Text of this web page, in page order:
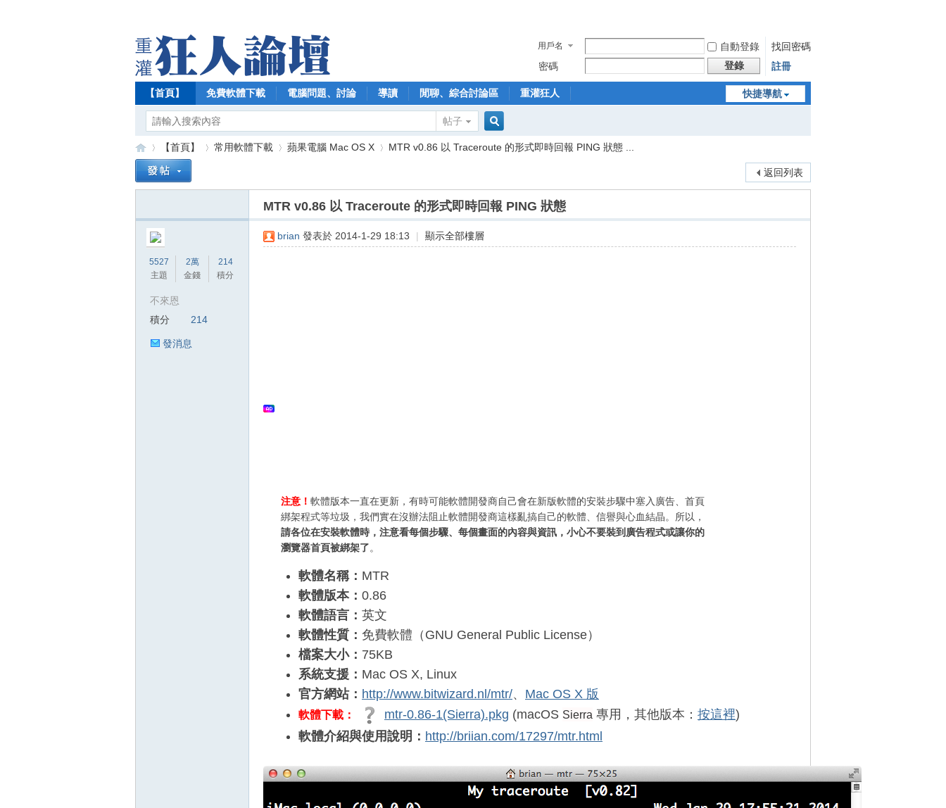
用戶名 自動登錄
找回密碼
密碼
登錄 註冊
快捷導航
【首頁】 免費軟體下載 電腦問題、討論 導讀 閒聊、綜合討論區 重灌狂人
帖子
搜
索
【首頁】 常用軟體下載 蘋果電腦 Mac OS X
›
MTR v0.86 以 Traceroute 的形式即時回報 PING 狀態 ...
返回列表
MTR v0.86 以 Traceroute 的形式即時回報 PING 狀態
5527
主題
2萬
金錢
214
積分
不來恩
積分
214
發消息
brian 發表於 2014-1-29 18:13 | 顯示全部樓層
注意！ 軟體版本一直在更新，有時可能軟體開發商自己會在新版軟體的安裝步驟中塞入廣告、首頁
綁架程式等垃圾，我們實在沒辦法阻止軟體開發商這樣亂搞自己的軟體、信譽與心血結晶。所以，
請各位在安裝軟體時，注意看每個步驟、每個畫面的內容與資訊，小心不要裝到廣告程式或讓你的
瀏覽器首頁被綁架了。
軟體名稱： MTR
軟體版本： 0.86
軟體語言： 英文
軟體性質： 免費軟體（GNU General Public License）
檔案大小： 75KB
系統支援： Mac OS X, Linux
官方網站： http://www.bitwizard.nl/mtr/、 Mac OS X 版
軟體下載： mtr-0.86-1(Sierra).pkg (macOS Sierra 專用，其他版本： 按這裡)
軟體介紹與使用說明： http://briian.com/17297/mtr.html